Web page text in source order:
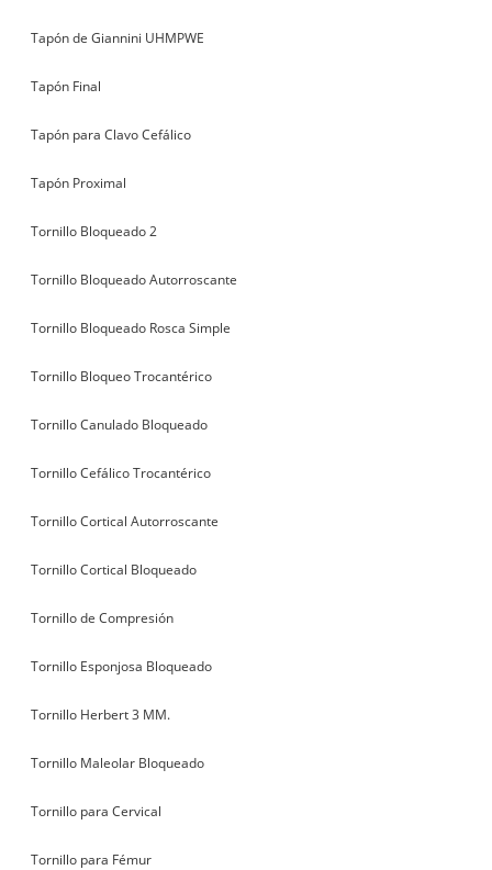
Tapón de Giannini UHMPWE
Tapón Final
Tapón para Clavo Cefálico
Tapón Proximal
Tornillo Bloqueado 2
Tornillo Bloqueado Autorroscante
Tornillo Bloqueado Rosca Simple
Tornillo Bloqueo Trocantérico
Tornillo Canulado Bloqueado
Tornillo Cefálico Trocantérico
Tornillo Cortical Autorroscante
Tornillo Cortical Bloqueado
Tornillo de Compresión
Tornillo Esponjosa Bloqueado
Tornillo Herbert 3 MM.
Tornillo Maleolar Bloqueado
Tornillo para Cervical
Tornillo para Fémur